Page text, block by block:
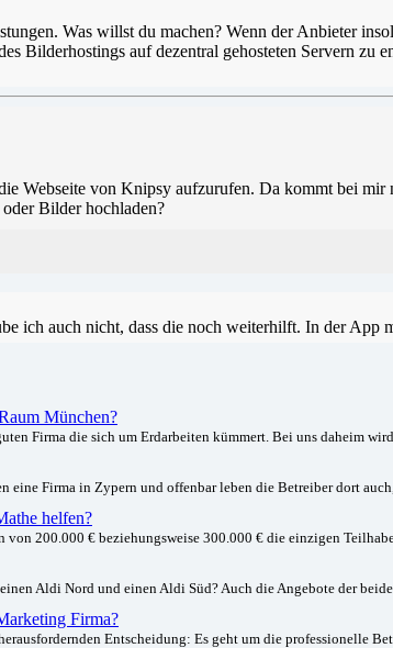
Was willst du machen? Wenn der Anbieter
Bilderhostings auf dezentral gehosteten Servern zu
Webseite von Knipsy aufzurufen. Da kommt bei
Bilder hochladen?
ich auch nicht, dass die noch weiterhilft. In der App
München?
Firma die sich um Erdarbeiten kümmert. Bei uns daheim
eine Firma in Zypern und offenbar leben die Betreiber dort auch,
helfen?
200.000 € beziehungsweise 300.000 € die einzigen
Aldi Nord und einen Aldi Süd? Auch die Angebote der
Firma?
Entscheidung: Es geht um die professionelle